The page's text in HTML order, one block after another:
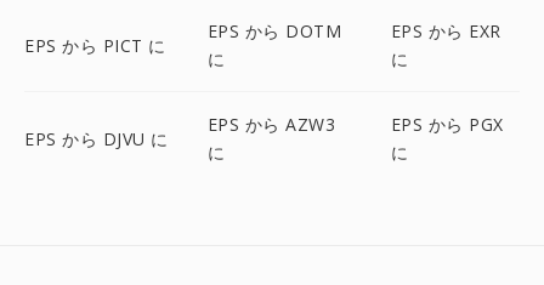
EPS から PICT に
EPS から DOTM
に
EPS から EXR
に
EPS から DJVU に
EPS から AZW3
に
EPS から PGX
に